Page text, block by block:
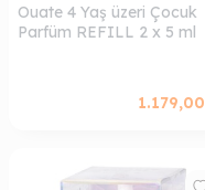
Ouate 4 Yaş üzeri Çocuk
Parfüm REFILL 2 x 5 ml
1.179,00